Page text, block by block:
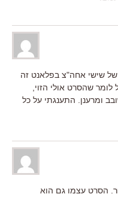
של שישי אחה"צ בפלאנט זה
לומר שהסרט אולי הזוי,
ומרענן. התענגתי על כל
הסרט עצמו גם הוא